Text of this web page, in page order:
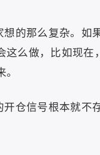
的那么复杂。如
这么做，比如现在
仓信号根本就不